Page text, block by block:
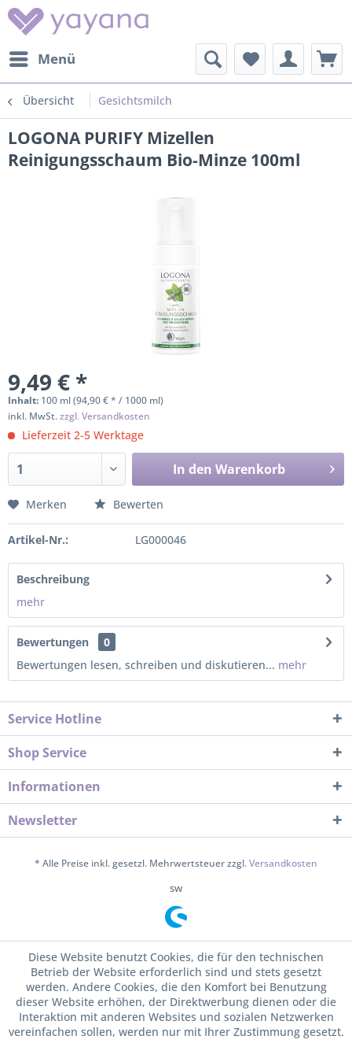
Menü
Übersicht Gesichtsmilch
LOGONA PURIFY Mizellen
Reinigungsschaum Bio-Minze 100ml
9,49 € *
Inhalt: 100 ml (94,90 € * / 1000 ml)
inkl. MwSt.zzgl. Versandkosten
Lieferzeit 2-5 Werktage
In den Warenkorb
Merken Bewerten
Artikel-Nr.: LG000046
Beschreibung
mehr
Bewertungen
0
Bewertungen lesen, schreiben und diskutieren... mehr
Service Hotline
Shop Service
Informationen
Newsletter
* Alle Preise inkl. gesetzl. Mehrwertsteuer zzgl.Versandkosten
sw
Diese Website benutzt Cookies, die für den technischen
Betrieb der Website erforderlich sind und stets gesetzt
werden. Andere Cookies, die den Komfort bei Benutzung
dieser Website erhöhen, der Direktwerbung dienen oder die
Interaktion mit anderen Websites und sozialen Netzwerken
vereinfachen sollen, werden nur mit Ihrer Zustimmung gesetzt.